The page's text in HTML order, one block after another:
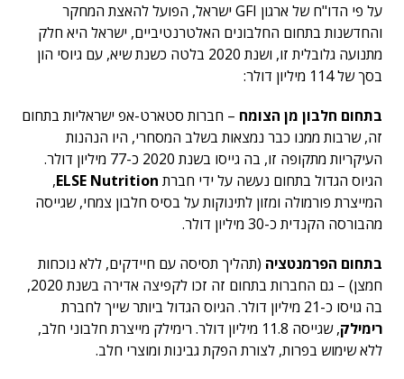
על פי הדו"ח של ארגון GFI ישראל, הפועל להאצת המחקר
והחדשנות בתחום החלבונים האלטרנטיביים, ישראל היא חלק
מתנועה גלובלית זו, ושנת 2020 בלטה כשנת שיא, עם גיוסי הון
בסך של 114 מיליון דולר:
בתחום חלבון מן הצומח – חברות סטארט-אפ ישראליות בתחום
זה, שרבות ממנו כבר נמצאות בשלב המסחרי, היו הנהנות
העיקריות מתקופה זו, בה גייסו בשנת 2020 כ-77 מיליון דולר.
הגיוס הגדול בתחום נעשה על ידי חברת ELSE Nutrition
,
המייצרת פורמולה ומזון לתינוקות על בסיס חלבון צמחי, שגייסה
מהבורסה הקנדית כ-30 מיליון דולר.
בתחום הפרמנטציה (תהליך תסיסה עם חיידקים, ללא נוכחות
חמצן)
– גם החברות בתחום זה זכו לקפיצה אדירה בשנת 2020,
בה גויסו כ-21 מיליון דולר. הגיוס הגדול ביותר שייך לחברת
רימילק
, שגייסה 11.8 מיליון דולר. רימילק מייצרת חלבוני חלב,
ללא שימוש בפרות, לצורת הפקת גבינות ומוצרי חלב.